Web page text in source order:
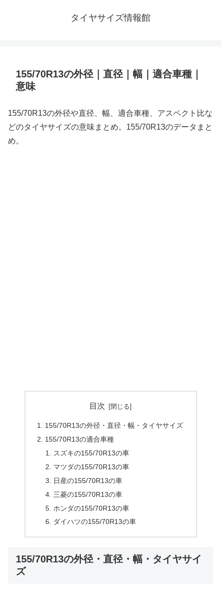
タイヤサイズ情報館
155/70R13の外径｜直径｜幅｜適合車種｜
意味
155/70R13の外径や直径、幅、適合車種、アスペクト比な
どのタイヤサイズの意味まとめ。155/70R13のデータまと
め。
目次
155/70R13の外径・直径・幅・タイヤサイズ
155/70R13の適合車種
スズキの155/70R13の車
マツダの155/70R13の車
日産の155/70R13の車
三菱の155/70R13の車
ホンダの155/70R13の車
ダイハツの155/70R13の車
155/70R13の外径・直径・幅・タイヤサイ
ズ